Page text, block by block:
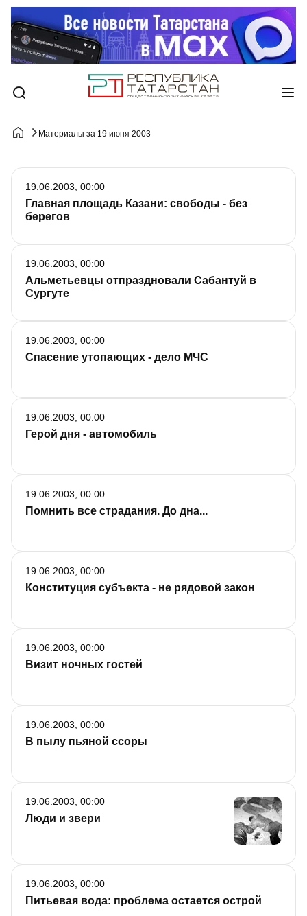
Материалы за 19 июня 2003
Главная площадь Казани: свободы - без
берегов
19.06.2003, 00:00
Альметьевцы отпраздновали Cабантуй в
Сургуте
19.06.2003, 00:00
Спасение утопающих - дело МЧС
19.06.2003, 00:00
Герой дня - автомобиль
19.06.2003, 00:00
Помнить все страдания. До дна...
19.06.2003, 00:00
Конституция субъекта - не рядовой закон
19.06.2003, 00:00
Визит ночных гостей
19.06.2003, 00:00
В пылу пьяной ссоры
19.06.2003, 00:00
Люди и звери
19.06.2003, 00:00
Питьевая вода: проблема остается острой
19.06.2003, 00:00